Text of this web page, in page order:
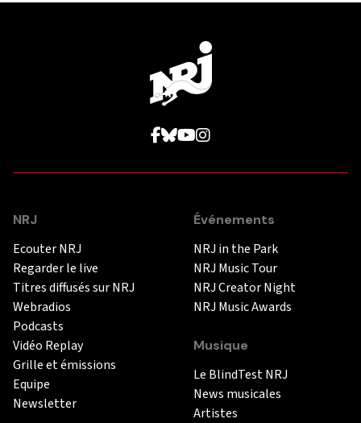
NRJ
Ecouter NRJ
Regarder le live
Titres diffusés sur NRJ
Webradios
Podcasts
Vidéo Replay
Grille et émissions
Equipe
Newsletter
Événements
NRJ in the Park
NRJ Music Tour
NRJ Creator Night
NRJ Music Awards
Musique
Le BlindTest NRJ
News musicales
Artistes